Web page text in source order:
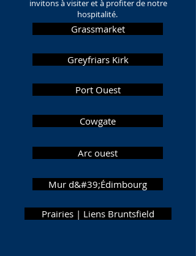
invitons à visiter et à profiter de notre
hospitalité.
Grassmarket
Greyfriars Kirk
Port Ouest
Cowgate
Arc ouest
Mur d&#39;Édimbourg
Prairies | Liens Bruntsfield